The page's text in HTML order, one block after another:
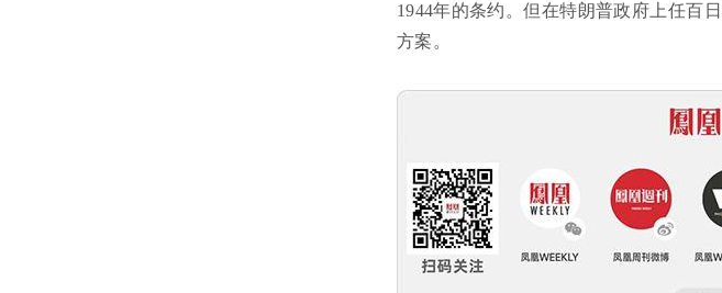
1944年的条约。但在特朗普政府上任百
方案。